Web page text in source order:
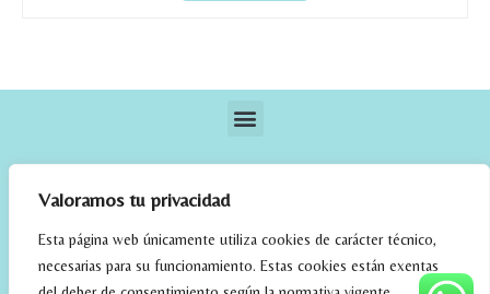
Valoramos tu privacidad
Esta página web únicamente utiliza cookies de carácter técnico,
necesarias para su funcionamiento. Estas cookies están exentas
elrincondefehmi.com © 2023. Designed By W Media